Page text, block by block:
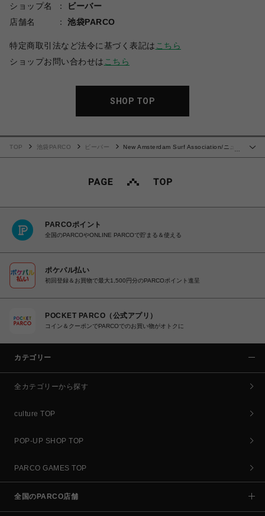
ショップ名
ビーバー
店舗名
池袋PARCO
特定商取引法など法令に基づく表記は こちら
ショップお問い合わせは こちら
SHOP TOP
TOP 池袋PARCO ビーバー
New Amsterdam Surf Association/ニュ
PARCOポイント
全国のPARCOやONLINE PARCOで貯まる＆使える
ポケパル払い
初回登録＆お買物で最大1,500円分のPARCOポイント進呈
POCKET PARCO（公式アプリ）
コイン＆クーポンでPARCOでのお買い物がオトクに
カテゴリー
全カテゴリーから探す
culture TOP
POP-UP SHOP TOP
PARCO GAMES TOP
全国のPARCO店舗